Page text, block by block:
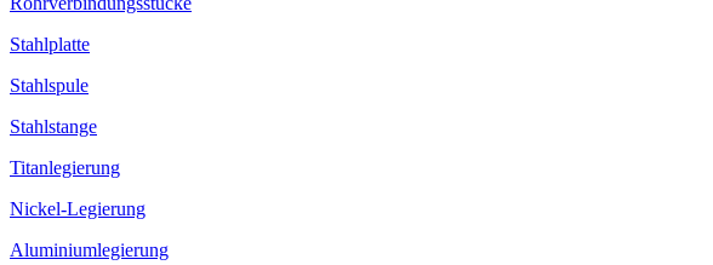
Stahlplatte
Stahlspule
Stahlstange
Titanlegierung
Nickel-Legierung
Aluminiumlegierung